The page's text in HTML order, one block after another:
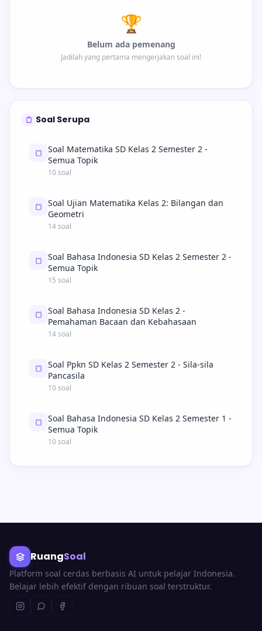
🏆
Belum ada pemenang
Jadilah yang pertama mengerjakan soal ini!
Soal Serupa
Soal Matematika SD Kelas 2 Semester 2 -
Semua Topik
10 soal
Soal Ujian Matematika Kelas 2: Bilangan dan
Geometri
14 soal
Soal Bahasa Indonesia SD Kelas 2 Semester 2 -
Semua Topik
15 soal
Soal Bahasa Indonesia SD Kelas 2 -
Pemahaman Bacaan dan Kebahasaan
14 soal
Soal Ppkn SD Kelas 2 Semester 2 - Sila-sila
Pancasila
10 soal
Soal Bahasa Indonesia SD Kelas 2 Semester 1 -
Semua Topik
10 soal
RuangSoal
Platform soal cerdas berbasis AI untuk pelajar Indonesia.
Belajar lebih efektif dengan ribuan soal terstruktur.